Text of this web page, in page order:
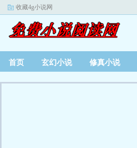
收藏4g小说网
首页 玄幻小说 修真小说